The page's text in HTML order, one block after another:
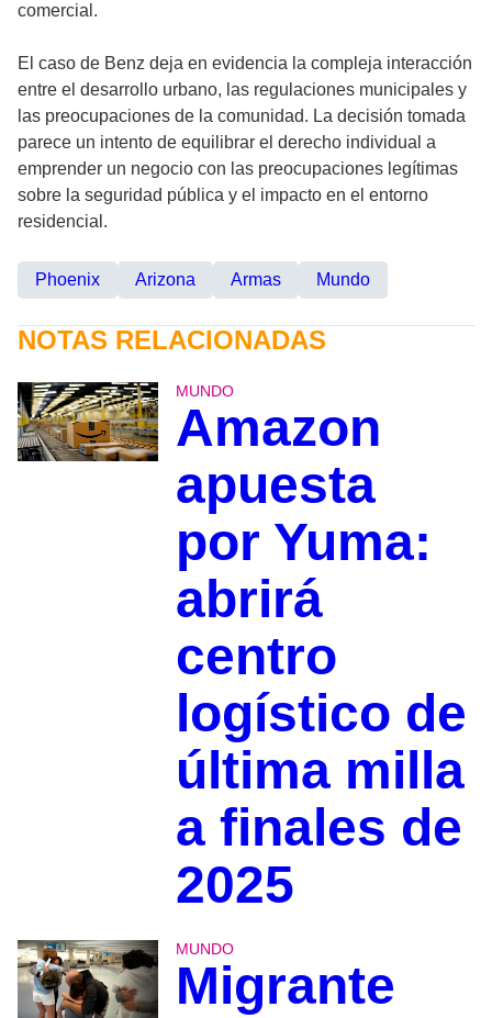
comercial.
El caso de Benz deja en evidencia la compleja interacción
entre el desarrollo urbano, las regulaciones municipales y
las preocupaciones de la comunidad. La decisión tomada
parece un intento de equilibrar el derecho individual a
emprender un negocio con las preocupaciones legítimas
sobre la seguridad pública y el impacto en el entorno
residencial.
Phoenix Arizona Armas Mundo
NOTAS RELACIONADAS
MUNDO
Amazon
apuesta
por Yuma:
abrirá
centro
logístico de
última milla
a finales de
2025
MUNDO
Migrante